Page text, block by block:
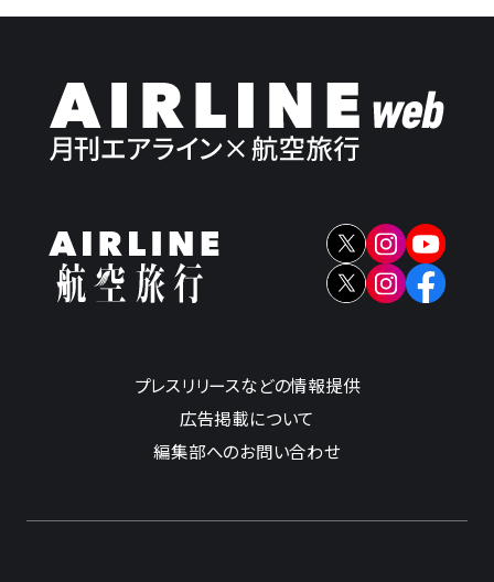
プレスリリースなどの情報提供
広告掲載について
編集部へのお問い合わせ